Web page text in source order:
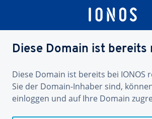
Diese Domain ist
Diese Domain ist bereits bei IONOS
Sie der Domain-Inhaber sind,
einloggen und auf Ihre Domain